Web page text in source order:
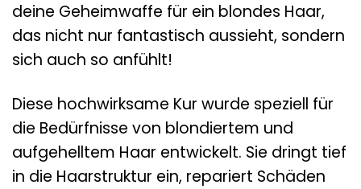
deine Geheimwaffe für ein blondes Haar,
das nicht nur fantastisch aussieht, sondern
sich auch so anfühlt!
Diese hochwirksame Kur wurde speziell für
die Bedürfnisse von blondiertem und
aufgehelltem Haar entwickelt. Sie dringt tief
in die Haarstruktur ein, repariert Schäden